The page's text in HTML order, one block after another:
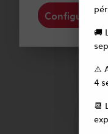
Configurer
🚚
⚠️
4
📆